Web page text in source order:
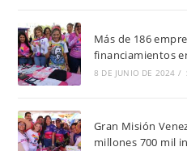
Más de 186
financiamientos
8 DE JUNIO DE 2024 /
Gran Misión
millones 700 mil